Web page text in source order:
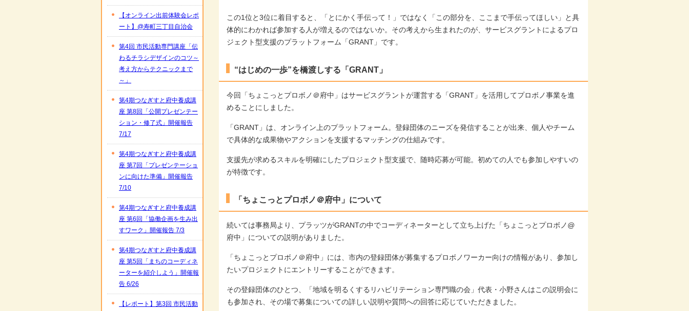
この1位と3位に着目すると、「とにかく手伝って！」ではなく「この部分を、ここまで手伝ってほしい」と具
体的にわかれば参加する人が増えるのではないか。その考えから生まれたのが、サービスグラントによるプロ
ジェクト型支援のプラットフォーム「GRANT」です。
“はじめの一歩”を橋渡しする「GRANT」
今回「ちょこっとプロボノ＠府中」はサービスグラントが運営する「GRANT」を活用してプロボノ事業を進
めることにしました。
「GRANT」は、オンライン上のプラットフォーム。登録団体のニーズを発信することが出来、個人やチーム
で具体的な成果物やアクションを支援するマッチングの仕組みです。
支援先が求めるスキルを明確にしたプロジェクト型支援で、随時応募が可能。初めての人でも参加しやすいの
が特徴です。
「ちょこっとプロボノ＠府中」について
続いては事務局より、プラッツがGRANTの中でコーディネーターとして立ち上げた「ちょこっとプロボノ@
府中」についての説明がありました。
「ちょこっとプロボノ＠府中」には、市内の登録団体が募集するプロボノワーカー向けの情報があり、参加し
たいプロジェクトにエントリーすることができます。
その登録団体のひとつ、「地域を明るくするリハビリテーション専門職の会」代表・小野さんはこの説明会に
も参加され、その場で募集についての詳しい説明や質問への回答に応じていただきました。
【オンライン出前体験会レポ
ート】@寿町三丁目自治会
第4回 市民活動専門講座「伝
わるチラシデザインのコツ～
考え方からテクニックまで
～」
第4期つなぎすと府中養成講
座 第8回「公開プレゼンテー
ション・修了式」開催報告
7/17
第4期つなぎすと府中養成講
座 第7回「プレゼンテーショ
ンに向けた準備」開催報告
7/10
第4期つなぎすと府中養成講
座 第6回「協働企画を生み出
すワーク」開催報告 7/3
第4期つなぎすと府中養成講
座 第5回「まちのコーディネ
ーターを紹介しよう」開催報
告 6/26
【レポート】第3回 市民活動